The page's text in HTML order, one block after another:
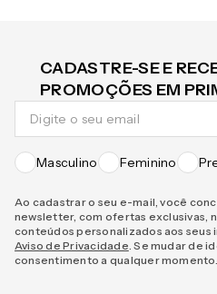
CADASTRE-SE E
PROMOÇÕES EM
Masculino Feminino
Ao cadastrar o seu e-mail, você
newsletter, com ofertas exclusivas,
conteúdos personalizados aos seus
Aviso de Privacidade . Se mudar de
consentimento a qualquer momento.